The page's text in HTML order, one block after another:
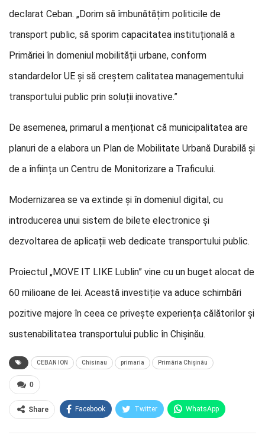
declarat Ceban. „Dorim să îmbunătățim politicile de
transport public, să sporim capacitatea instituțională a
Primăriei în domeniul mobilității urbane, conform
standardelor UE și să creștem calitatea managementului
transportului public prin soluții inovative.”
De asemenea, primarul a menționat că municipalitatea are
planuri de a elabora un Plan de Mobilitate Urbană Durabilă și
de a înființa un Centru de Monitorizare a Traficului.
Modernizarea se va extinde și în domeniul digital, cu
introducerea unui sistem de bilete electronice și
dezvoltarea de aplicații web dedicate transportului public.
Proiectul „MOVE IT LIKE Lublin” vine cu un buget alocat de
60 milioane de lei. Această investiție va aduce schimbări
pozitive majore în ceea ce privește experiența călătorilor și
sustenabilitatea transportului public în Chișinău.
CEBAN ION Chisinau primaria Primăria Chișinău
0
Share Facebook Twitter WhatsApp